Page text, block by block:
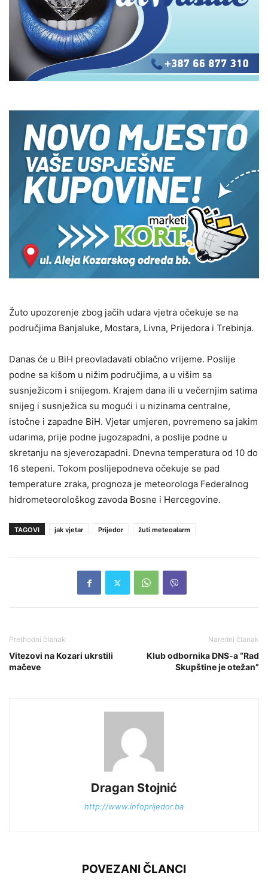
Žuto upozorenje zbog jačih udara vjetra očekuje se na
područjima Banjaluke, Mostara, Livna, Prijedora i Trebinja.
Danas će u BiH preovladavati oblačno vrijeme. Poslije
podne sa kišom u nižim područjima, a u višim sa
susnježicom i snijegom. Krajem dana ili u večernjim satima
snijeg i susnježica su mogući i u nizinama centralne,
istočne i zapadne BiH. Vjetar umjeren, povremeno sa jakim
udarima, prije podne jugozapadni, a poslije podne u
skretanju na sjeverozapadni. Dnevna temperatura od 10 do
16 stepeni. Tokom poslijepodneva očekuje se pad
temperature zraka, prognoza je meteorologa Federalnog
hidrometeorološkog zavoda Bosne i Hercegovine.
TAGOVI jak vjetar Prijedor žuti meteoalarm
Prethodni članak
Vitezovi na Kozari ukrstili
mačeve
Naredni članak
Klub odbornika DNS-a “Rad
Skupštine je otežan”
Dragan Stojnić
http://www.infoprijedor.ba
POVEZANI ČLANCI